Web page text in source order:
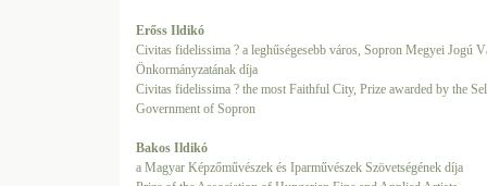
Erőss Ildikó
Civitas fidelissima ? a leghűségesebb város, Sopron Megyei Jogú
Önkormányzatának díja
Civitas fidelissima ? the most Faithful City, Prize awarded by the
Government of Sopron
Bakos Ildikó
a Magyar Képzőművészek és Iparművészek Szövetségének díja